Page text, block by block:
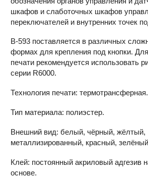
шкафов и слаботочных шкафов
переключателей и внутренних точек
В-593 поставляется в различных
формах для крепления под кнопки.
печати рекомендуется использовать
серии R6000.
Технология печати: термотрансферная.
Тип материала: полиэстер.
Внешний вид: белый, чёрный, жёлтый,
металлизированный, красный,
Клей: постоянный акриловый адгезив
основе.